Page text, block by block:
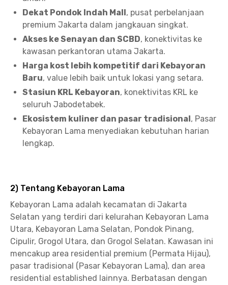
Dekat Pondok Indah Mall, pusat perbelanjaan
premium Jakarta dalam jangkauan singkat.
Akses ke Senayan dan SCBD, konektivitas ke
kawasan perkantoran utama Jakarta.
Harga kost lebih kompetitif dari Kebayoran
Baru, value lebih baik untuk lokasi yang setara.
Stasiun KRL Kebayoran, konektivitas KRL ke
seluruh Jabodetabek.
Ekosistem kuliner dan pasar tradisional, Pasar
Kebayoran Lama menyediakan kebutuhan harian
lengkap.
2) Tentang Kebayoran Lama
Kebayoran Lama adalah kecamatan di Jakarta
Selatan yang terdiri dari kelurahan Kebayoran Lama
Utara, Kebayoran Lama Selatan, Pondok Pinang,
Cipulir, Grogol Utara, dan Grogol Selatan. Kawasan ini
mencakup area residential premium (Permata Hijau),
pasar tradisional (Pasar Kebayoran Lama), dan area
residential established lainnya. Berbatasan dengan